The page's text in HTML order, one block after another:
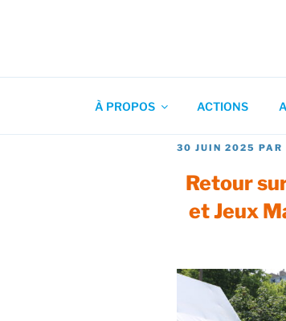
Association
À PROPOS ACTIONS
PUBLIÉ
30 JUIN 2025 PAR
Retour
et Jeux